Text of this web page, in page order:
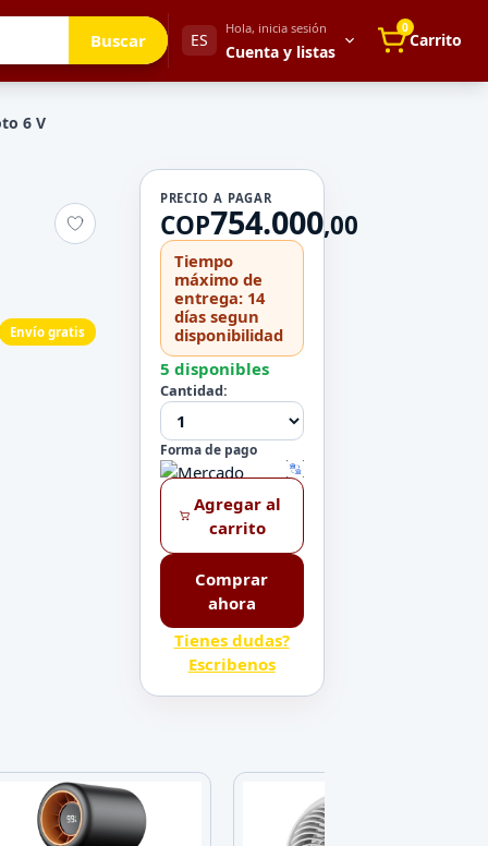
Buscar ES
Hola, inicia sesión
Cuenta y listas
después
Mis direcciones
Mis pedidos
Métodos de pago
Mi perfil
Configuración
0
Carrito
6 V
Envío gratis
PRECIO A PAGAR
COP754.000,00
Tiempo
máximo de
entrega: 14
días segun
disponibilidad
5 disponibles
Cantidad:
Forma de pago
Agregar al
carrito
Comprar
ahora
Tienes dudas?
Escribenos